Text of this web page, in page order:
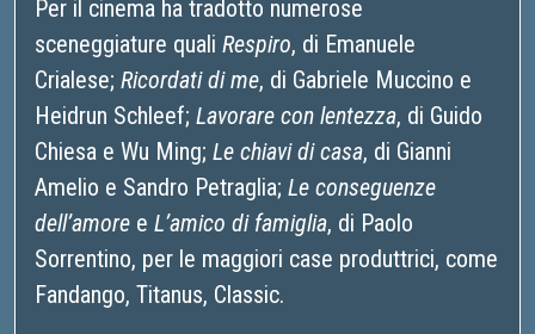
Per il cinema ha tradotto numerose
sceneggiature quali Respiro, di Emanuele
Crialese; Ricordati di me, di Gabriele Muccino e
Heidrun Schleef; Lavorare con lentezza, di Guido
Chiesa e Wu Ming; Le chiavi di casa, di Gianni
Amelio e Sandro Petraglia; Le conseguenze
dell’amore e L’amico di famiglia, di Paolo
Sorrentino, per le maggiori case produttrici, come
Fandango, Titanus, Classic.